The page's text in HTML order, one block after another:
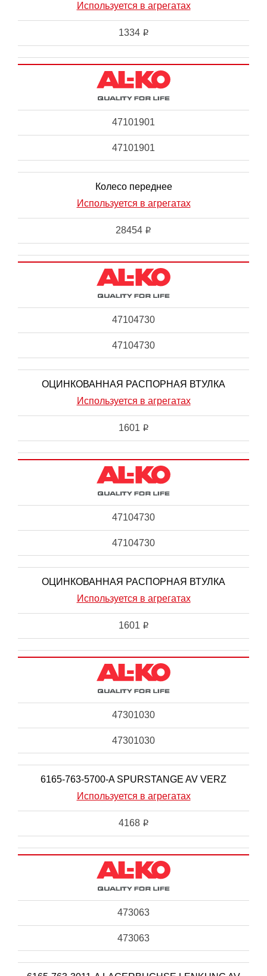
Используется в агрегатах
1334 i
47101901
47101901
Колесо переднее
Используется в агрегатах
28454 i
47104730
47104730
ОЦИНКОВАННАЯ РАСПОРНАЯ ВТУЛКА
Используется в агрегатах
1601 i
47104730
47104730
ОЦИНКОВАННАЯ РАСПОРНАЯ ВТУЛКА
Используется в агрегатах
1601 i
47301030
47301030
6165-763-5700-A SPURSTANGE AV VERZ
Используется в агрегатах
4168 i
473063
473063